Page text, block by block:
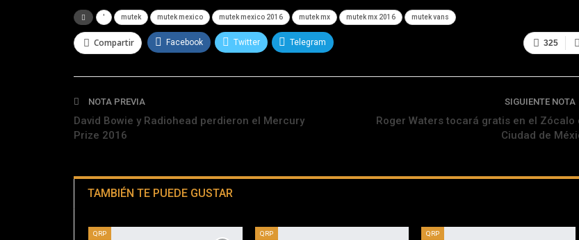
' mutek mutek mexico mutek mexico 2016 mutek mx mutek mx 2016 mutek vans
325
Compartir Facebook Twitter Telegram
NOTA PREVIA
David Bowie y Radiohead perdieron el Mercury
Prize 2016
SIGUIENTE NOTA
Roger Waters tocará gratis en el Zócalo
Ciudad de
TAMBIÉN TE PUEDE GUSTAR
QRP QRP QRP